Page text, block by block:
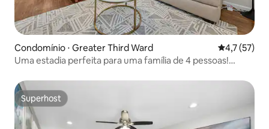
Condomínio ⋅ Greater Third Ward 4,7 de uma
4,7 (57)
Uma estadia perfeita para uma família de 4 pessoas!
Superhost
Superhost